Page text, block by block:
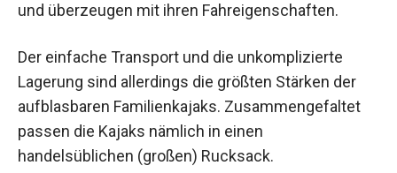
und überzeugen mit ihren Fahreigenschaften.
Der einfache Transport und die unkomplizierte
Lagerung sind allerdings die größten Stärken der
aufblasbaren Familienkajaks. Zusammengefaltet
passen die Kajaks nämlich in einen
handelsüblichen (großen) Rucksack.